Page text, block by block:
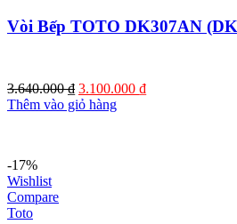
Vòi Bếp TOTO DK307AN
3.640.000₫ Giá
gốc
3.100.000 ₫Giá
Thêm vào giỏ hàng
-17%
Wishlist
Compare
Toto